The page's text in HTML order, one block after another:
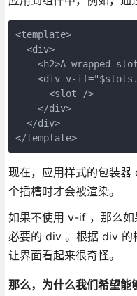
<template>
  <div>
<h2>A wrapped
<div v-
      <slot />
    </div>
  </div>
</template>
现在，应用样式的包装
个插槽时才会被渲染。
如果不使用 v-if ，那么如
必要的 div 。根据 div 的
让界面看起来很奇怪。
那么，为什么我们希望能